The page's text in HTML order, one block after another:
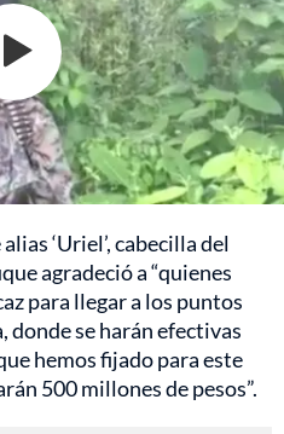
‘Uriel’, cabecilla del
agradeció a “quienes
para llegar a los puntos
donde se harán efectivas
hemos fijado para este
500 millones de pesos”.